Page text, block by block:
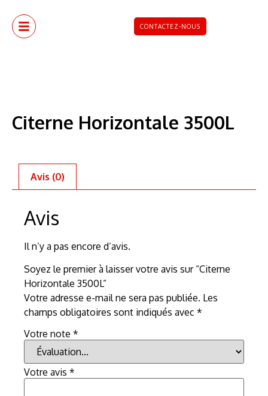
CONTACTEZ-NOUS
Citerne Horizontale 3500L
Avis (0)
Avis
Il n’y a pas encore d’avis.
Soyez le premier à laisser votre avis sur “Citerne
Horizontale 3500L”
Votre adresse e-mail ne sera pas publiée. Les
champs obligatoires sont indiqués avec *
Votre note *
Votre avis *